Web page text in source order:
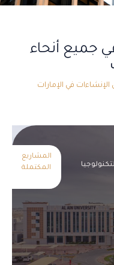
جميع أنحاء
في الإمارات
المشاريع
المكتملة